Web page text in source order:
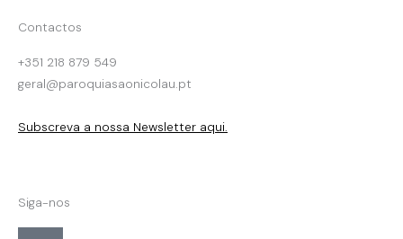
Contactos
+351 218 879 549
geral@paroquiasaonicolau.pt
Subscreva a nossa Newsletter aqui.
Siga-nos